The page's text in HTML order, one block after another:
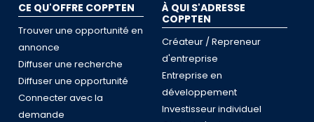
CE QU'OFFRE COPPTEN
Trouver une opportunité en
annonce
Diffuser une recherche
Diffuser une opportunité
Connecter avec la
demande
À QUI S'ADRESSE
COPPTEN
Créateur / Repreneur
d'entreprise
Entreprise en
développement
Investisseur individuel